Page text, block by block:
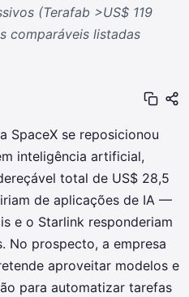
(Terafab >US$ 119
comparáveis listadas
SpaceX se reposicionou
inteligência artificial,
total de US$ 28,5
de aplicações de IA —
e o Starlink responderiam
No prospecto, a empresa
aproveitar modelos e
para automatizar tarefas